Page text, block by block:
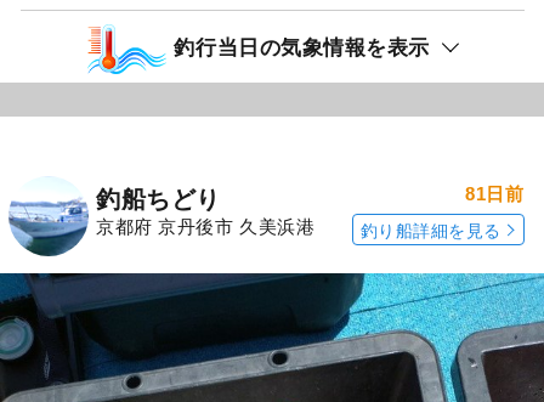
釣行当日の気象情報を表示
釣船ちどり
京都府 京丹後市 久美浜港
81日前
釣り船詳細を見る